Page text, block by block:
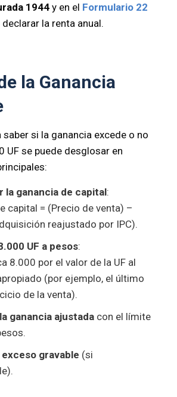
1944y en el Formulario 22
la renta anual.
la Ganancia
saber si la ganancia excede o no
UF se puede desglosar en
la ganancia de capital:
capital = (Precio de venta) –
reajustado por IPC).
UF a pesos:
8.000 por el valor de la UF al
(por ejemplo, el último
de la venta).
ganancia ajustadacon el límite
gravable (si